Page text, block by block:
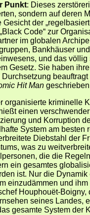
Punkt: Dieses
sondern auf deren
Gesicht der
Code“ zur
im globalen
Bankhäuser
und das
Gesetz. Sie haben
Durchsetzung
Hit Man
organisierte kriminelle
einen
und Korruption
System am besten
Diebstahl der
was zu
die die
ein gesamtes
ist. Nur die
einzudämmen und
Houphouët-
seines Landes,
gesamte System der